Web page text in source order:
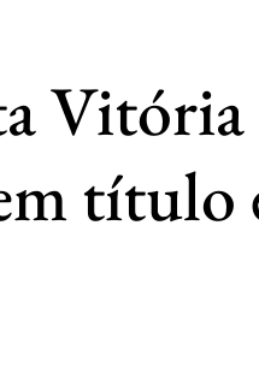
Vitória
título